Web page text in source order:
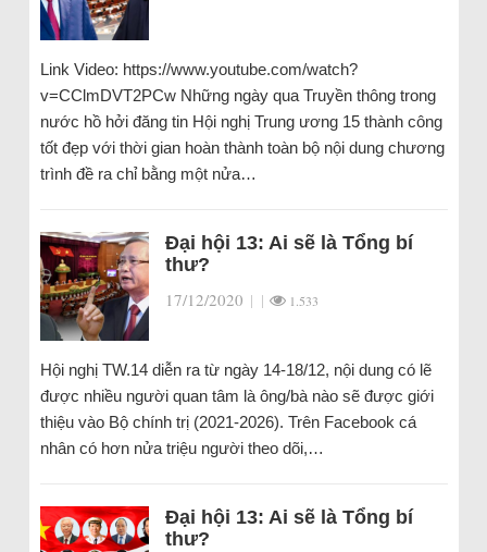
Link Video: https://www.youtube.com/watch?
v=CClmDVT2PCw Những ngày qua Truyền thông trong
nước hồ hởi đăng tin Hội nghị Trung ương 15 thành công
tốt đẹp với thời gian hoàn thành toàn bộ nội dung chương
trình đề ra chỉ bằng một nửa…
Đại hội 13: Ai sẽ là Tổng bí
thư?
17/12/2020 | | 1.533
Hội nghị TW.14 diễn ra từ ngày 14-18/12, nội dung có lẽ
được nhiều người quan tâm là ông/bà nào sẽ được giới
thiệu vào Bộ chính trị (2021-2026). Trên Facebook cá
nhân có hơn nửa triệu người theo dõi,…
Đại hội 13: Ai sẽ là Tổng bí
thư?